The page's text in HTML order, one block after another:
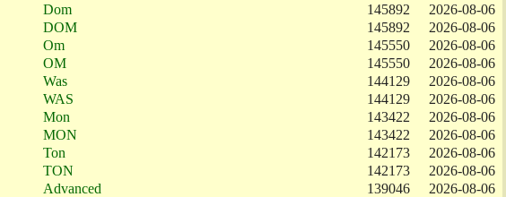
Dom 145892
2026-08-06
DOM 145892
2026-08-06
Om 145550
2026-08-06
OM 145550
2026-08-06
Was 144129
2026-08-06
WAS 144129
2026-08-06
Mon 143422
2026-08-06
MON 143422
2026-08-06
Ton 142173
2026-08-06
TON 142173
2026-08-06
Advanced 139046
2026-08-06